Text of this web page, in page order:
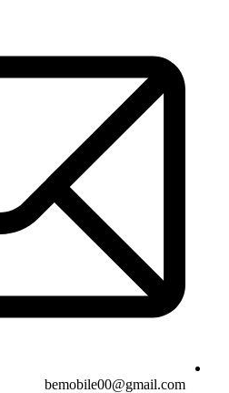
bemobile00@gmail.com